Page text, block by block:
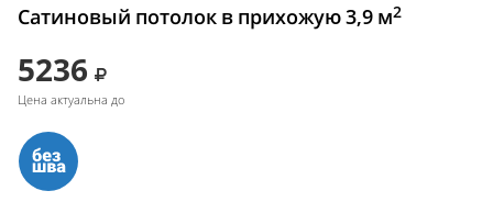
Сатиновый потолок в прихожую 3,9 м2
5236
Цена актуальна до